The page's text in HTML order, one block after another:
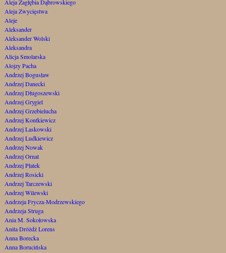
Aleja Zagłębia Dąbrowskiego
Aleja Zwycięstwa
Aleje
Aleksander
Aleksander Wolski
Aleksandra
Alicja Smolarska
Alojzy Pacha
Andrzej Bogusław
Andrzej Danecki
Andrzej Długoszewski
Andrzej Grygiel
Andrzej Grzebielucha
Andrzej Kontkiewicz
Andrzej Laskowski
Andrzej Ludkiewicz
Andrzej Nowak
Andrzej Ornat
Andrzej Płatek
Andrzej Rosicki
Andrzej Tarczewski
Andrzej Wilewski
Andrzeja Frycza-Modrzewskiego
Andrzeja Struga
Ania M. Sokołowska
Anita Dróżdż Lorens
Anna Borecka
Anna Borucińska